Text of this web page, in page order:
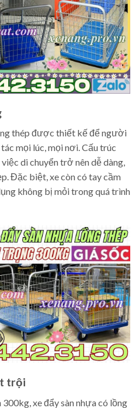
thép được thiết kế để người
mọi lúc, mọi nơi. Cấu trúc
di chuyển trở nên dễ dàng,
Đặc biệt, xe còn có tay cầm
không bị mỏi trong quá trình
trội
xe đẩy sàn nhựa có lồng